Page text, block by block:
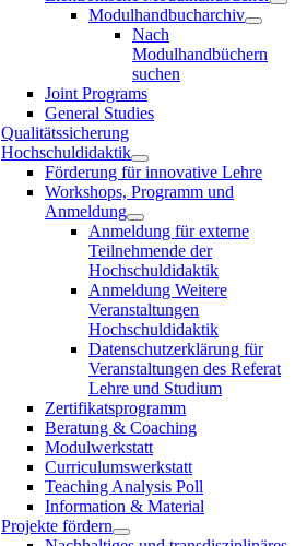
Modulhandbucharchiv
Nach
Modulhandbüchern
suchen
Joint Programs
General Studies
Qualitätssicherung
Hochschuldidaktik
Förderung für innovative Lehre
Workshops, Programm und
Anmeldung
Anmeldung für externe
Teilnehmende der
Hochschuldidaktik
Anmeldung Weitere
Veranstaltungen
Hochschuldidaktik
Datenschutzerklärung für
Veranstaltungen des Referat
Lehre und Studium
Zertifikatsprogramm
Beratung & Coaching
Modulwerkstatt
Curriculumswerkstatt
Teaching Analysis Poll
Information & Material
Projekte fördern